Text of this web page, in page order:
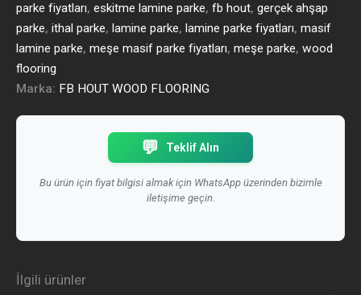
parke fiyatları, eskitme lamine parke, fb hout, gerçek ahşap
parke, ithal parke, lamine parke, lamine parke fiyatları, masif
lamine parke, meşe masif parke fiyatları, meşe parke, wood
flooring
Marka: FB HOUT WOOD FLOORING
💬 Teklif Alın
Bu ürün için fiyat bilgisi almak için WhatsApp üzerinden bizimle
iletişime geçin.
İlgili ürünler